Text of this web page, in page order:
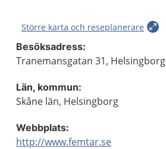
Större karta och reseplanerare
Besöksadress:
Tranemansgatan 31, Helsingborg
Län, kommun:
Skåne län, Helsingborg
Webbplats:
http://www.femtar.se